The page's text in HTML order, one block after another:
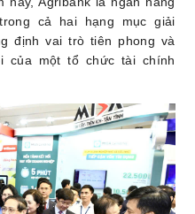
cả hai hạng mục giải
định vai trò tiên phong và
của một tổ chức tài chính